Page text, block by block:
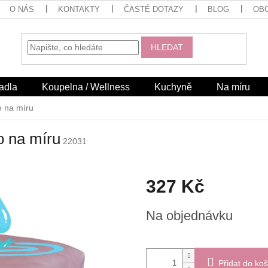
O NÁS KONTAKTY ČASTÉ DOTAZY BLOG
HLEDAT
Koupelna / Wellness Kuchyně Na míru
na míru
na míru 22031
327 Kč
cena:
Na objednávku
Přidat do